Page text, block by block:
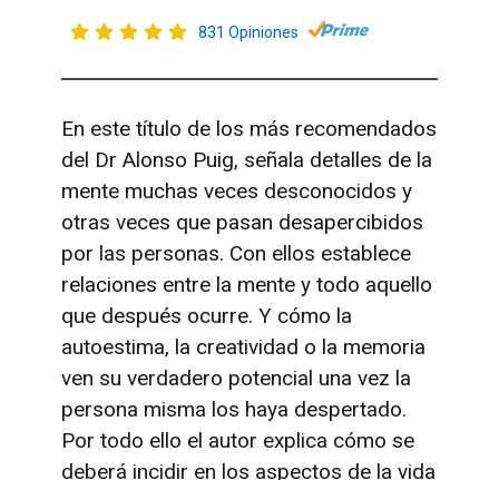
831 Opiniones
En este título de los más recomendados
del Dr Alonso Puig, señala detalles de la
mente muchas veces desconocidos y
otras veces que pasan desapercibidos
por las personas. Con ellos establece
relaciones entre la mente y todo aquello
que después ocurre. Y cómo la
autoestima, la creatividad o la memoria
ven su verdadero potencial una vez la
persona misma los haya despertado.
Por todo ello el autor explica cómo se
deberá incidir en los aspectos de la vida